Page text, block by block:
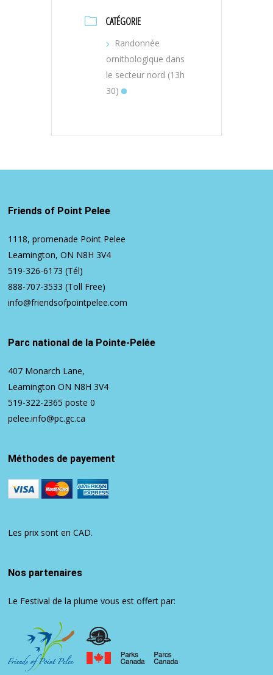
CATÉGORIE
Randonnée
ornithologique dans
le secteur nord (13h
30)
Friends of Point Pelee
1118, promenade Point Pelee
Leamington, ON N8H 3V4
519-326-6173 (Tél)
888-707-3533 (Toll Free)
info@friendsofpointpelee.com
Parc national de la Pointe-Pelée
407 Monarch Lane,
Leamington ON N8H 3V4
519-322-2365 poste 0
pelee.info@pc.gc.ca
Méthodes de payement
Les prix sont en CAD.
Nos partenaires
Le Festival de la plume vous est offert par: